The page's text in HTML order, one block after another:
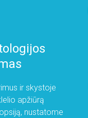
ir skystoje
apžiūrą
nustatome